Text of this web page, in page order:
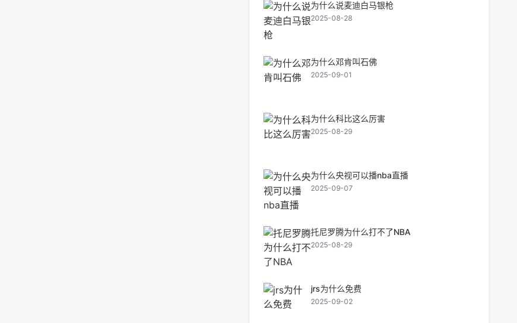
为什么说麦迪白马银枪
2025-08-28
为什么邓肯叫石佛
2025-09-01
为什么科比这么厉害
2025-08-29
为什么央视可以播nba直播
2025-09-07
托尼罗腾为什么打不了NBA
2025-08-29
jrs为什么免费
2025-09-02